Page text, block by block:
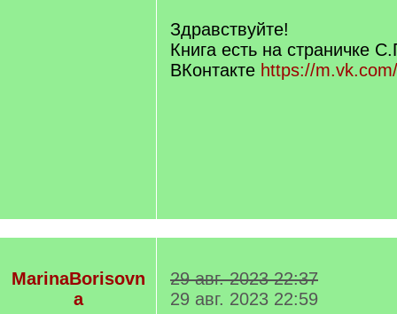
q
]
Здравствуйте!
Книга есть на страничке
ВКонтакте https://
MarinaBorisovn
a
29 авг. 2023 22:37
29 авг. 2023 22:59